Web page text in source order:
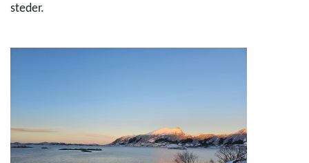
steder.